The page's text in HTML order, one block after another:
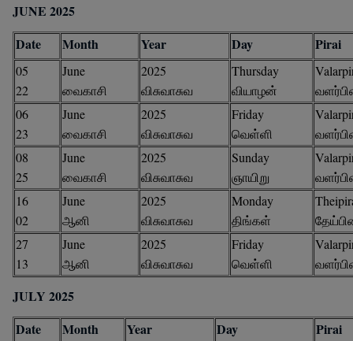
JUNE 2025
Date
Month Year Day Pirai
05
22
June
வைகாசி
2025
விசுவாசுவ
Thursday
வியாழன்
06
23
June
வைகாசி
2025
விசுவாசுவ
Friday
வெள்ளி
08
25
June
வைகாசி
2025
விசுவாசுவ
Sunday
ஞாயிறு
16
02
June
ஆனி
2025
விசுவாசுவ
Monday
திங்கள்
27
13
June
ஆனி
2025
விசுவாசுவ
Friday
வெள்ளி
JULY 2025
Date
Month Year Day Pirai